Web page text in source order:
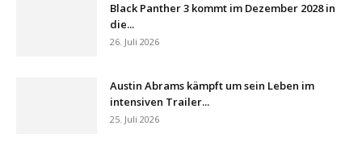
Black Panther 3 kommt im Dezember 2028 in
die...
26. Juli 2026
Austin Abrams kämpft um sein Leben im
intensiven Trailer...
25. Juli 2026